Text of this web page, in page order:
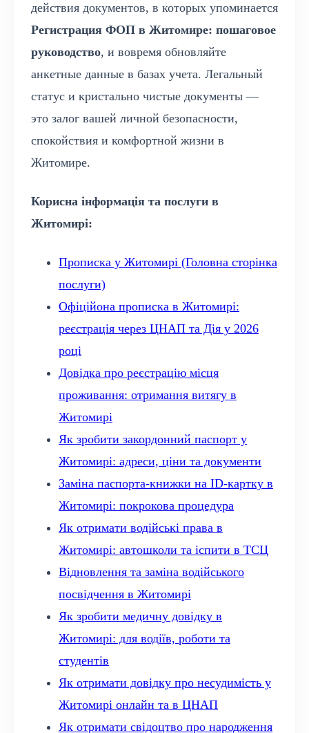
действия документов, в которых упоминается
Регистрация ФОП в Житомире: пошаговое
руководство, и вовремя обновляйте
анкетные данные в базах учета. Легальный
статус и кристально чистые документы —
это залог вашей личной безопасности,
спокойствия и комфортной жизни в
Житомире.
Корисна інформація та послуги в
Житомирі:
Прописка у Житомирі (Головна сторінка
послуги)
Офіційона прописка в Житомирі:
реєстрація через ЦНАП та Дія у 2026
році
Довідка про реєстрацію місця
проживання: отримання витягу в
Житомирі
Як зробити закордонний паспорт у
Житомирі: адреси, ціни та документи
Заміна паспорта-книжки на ID-картку в
Житомирі: покрокова процедура
Як отримати водійські права в
Житомирі: автошколи та іспити в ТСЦ
Відновлення та заміна водійського
посвідчення в Житомирі
Як зробити медичну довідку в
Житомирі: для водіїв, роботи та
студентів
Як отримати довідку про несудимість у
Житомирі онлайн та в ЦНАП
Як отримати свідоцтво про народження